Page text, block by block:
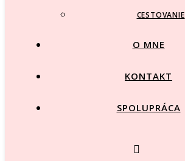
CESTOVANIE
O MNE
KONTAKT
SPOLUPRÁCA